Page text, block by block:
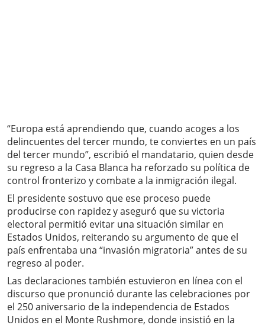
“Europa está aprendiendo que, cuando acoges a los
delincuentes del tercer mundo, te conviertes en un país
del tercer mundo”, escribió el mandatario, quien desde
su regreso a la Casa Blanca ha reforzado su política de
control fronterizo y combate a la inmigración ilegal.
El presidente sostuvo que ese proceso puede
producirse con rapidez y aseguró que su victoria
electoral permitió evitar una situación similar en
Estados Unidos, reiterando su argumento de que el
país enfrentaba una “invasión migratoria” antes de su
regreso al poder.
Las declaraciones también estuvieron en línea con el
discurso que pronunció durante las celebraciones por
el 250 aniversario de la independencia de Estados
Unidos en el Monte Rushmore, donde insistió en la